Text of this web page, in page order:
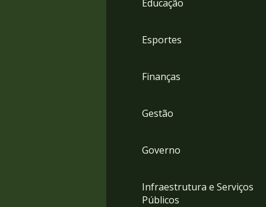
Educação
Esportes
Finanças
Gestão
Governo
Infraestrutura e Serviços
Públicos